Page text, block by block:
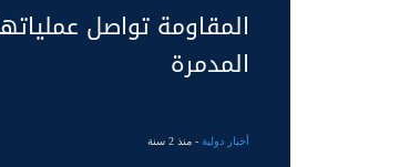
المقاومة تواصل
المدمرة
أخبار دولية- منذ 2 سنة